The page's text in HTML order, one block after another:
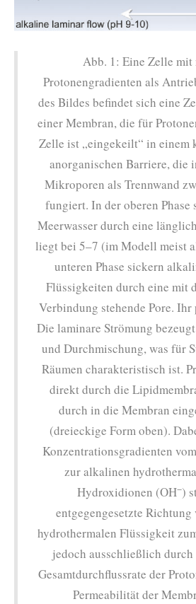
Abb. 1: Eine Zelle
Protonengradienten als
des Bildes befindet sich eine
einer Membran, die für
Zelle ist „eingekeilt“ in einem
anorganischen Barriere, die
Mikroporen als Trennwand
fungiert. In der oberen Phase
Meerwasser durch eine
liegt bei 5–7 (im Modell meist
unteren Phase sickern
Flüssigkeiten durch eine mit
Verbindung stehende Pore.
Die laminare Strömung
und Durchmischung, was für
Räumen charakteristisch ist.
direkt durch die
durch in die Membran
(dreieckige Form oben).
Konzentrationsgradienten
zur alkalinen
Hydroxidionen (OH−)
entgegengesetzte
hydrothermalen Flüssigkeit
jedoch ausschließlich
Gesamtdurchflussrate der
Permeabilität der